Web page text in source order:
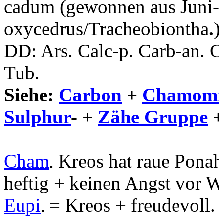
cadum (gewonnen aus Juni-
oxycedrus/Tracheobiontha.
DD: Ars. Calc-p. Carb-an.
Tub.
Siehe: Carbon +
Sulphur- + Zähe Gruppe
Cham. Kreos hat raue
heftig + keinen Angst vor
Eupi. = Kreos + freudevoll.